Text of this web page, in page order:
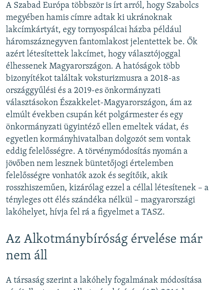
A Szabad Európa többször is írt arról, hogy Szabolcs
megyében hamis címre adtak ki ukránoknak
lakcímkártyát, egy tornyospálcai házba például
háromszáznegyven fantomlakost jelentettek be. Ők
azért létesítettek lakcímet, hogy választójoggal
élhessenek Magyarországon. A hatóságok több
bizonyítékot találtak voksturizmusra a 2018-as
országgyűlési és a 2019-es önkormányzati
választásokon Északkelet-Magyarországon, ám az
elmúlt években csupán két polgármester és egy
önkormányzati ügyintéző ellen emeltek vádat, és
egyetlen kormányhivatalban dolgozót sem vontak
eddig felelősségre. A törvénymódosítás nyomán a
jövőben nem lesznek büntetőjogi értelemben
felelősségre vonhatók azok és segítőik, akik
rosszhiszeműen, kizárólag ezzel a céllal létesítenek – a
tényleges ott élés szándéka nélkül – magyarországi
lakóhelyet, hívja fel rá a figyelmet a TASZ.
Az Alkotmánybíróság érvelése már
nem áll
A társaság szerint a lakóhely fogalmának módosítása